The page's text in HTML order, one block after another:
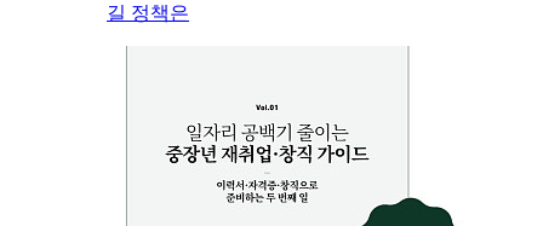
길 정책은